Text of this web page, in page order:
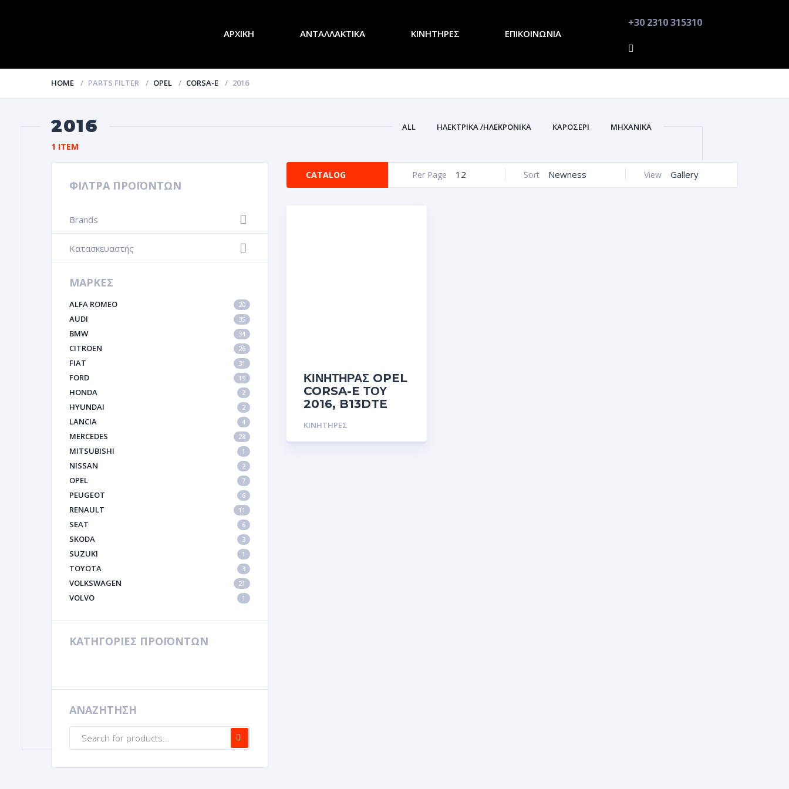
ΑΡΧΙΚΗ ΑΝΤΑΛΛΑΚΤΙΚΑ ΚΙΝΗΤΗΡΕΣ ΕΠΙΚΟΙΝΩΝΙΑ
+30 2310 315310
HOME PARTS FILTER OPEL CORSA-E 2016
2016 ALL ΗΛΕΚΤΡΙΚΑ /ΗΛΕΚΡΟΝΙΚΑ ΚΑΡΟΣΕΡΙ ΜΗΧΑΝΙΚΑ
1 ITEM
ΦΙΛΤΡΑ ΠΡΟΪΟΝΤΩΝ
Brands
+
Κατασκευαστής
+
ΜΑΡΚΕΣ
ALFA ROMEO 20
AUDI 35
BMW 34
CITROEN 26
FIAT 31
FORD 19
HONDA 2
HYUNDAI 2
LANCIA 4
MERCEDES 28
MITSUBISHI 1
NISSAN 2
OPEL 7
PEUGEOT 6
RENAULT 11
SEAT 6
SKODA 3
SUZUKI 1
TOYOTA 3
VOLKSWAGEN 21
VOLVO 1
ΚΑΤΗΓΟΡΙΕΣ ΠΡΟΪΟΝΤΩΝ
ΑΝΑΖΗΤΗΣΗ
CATALOG View Gallery
Sort Newness
Per Page 12
ΚΙΝΗΤΗΡΑΣ OPEL
CORSA-E ΤΟΥ
2016, B13DTE
ΚΙΝΗΤΗΡΕΣ